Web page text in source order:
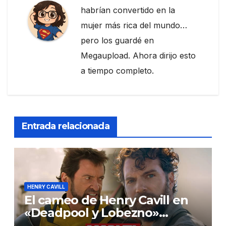
habrían convertido en la
mujer más rica del mundo…
pero los guardé en
Megaupload. Ahora dirijo esto
a tiempo completo.
Entrada relacionada
HENRY CAVILL
El cameo de Henry Cavill en
«Deadpool y Lobezno»